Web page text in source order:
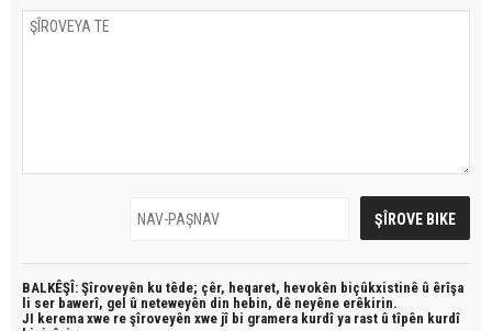
BALKÊŞÎ: Şîroveyên ku têde; çêr, heqaret, hevokên biçûkxistinê û êrîşa
li ser bawerî, gel û neteweyên din hebin, dê neyêne erêkirin.
JI kerema xwe re şîroveyên xwe jî bi gramera kurdî ya rast û tîpên kurdî